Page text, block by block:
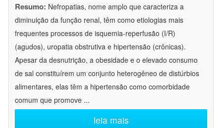
Resumo: Nefropatias, nome amplo que caracteriza a
diminuição da função renal, têm como etiologias mais
frequentes processos de isquemia-reperfusão (I/R)
(agudos), uropatia obstrutiva e hipertensão (crônicas).
Apesar da desnutrição, a obesidade e o elevado consumo
de sal constituírem um conjunto heterogêneo de distúrbios
alimentares, elas têm a hipertensão como comorbidade
comum que promove ...
leia mais